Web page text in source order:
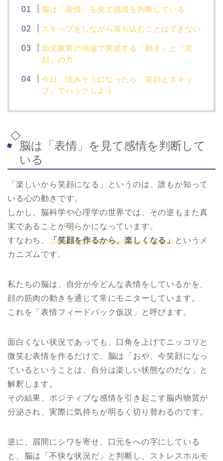
脳は「表情」を見て感情を判断している
スキップをしながら落ち込むことはできない
幼児教育の現場で実感する「動き」と「笑
顔」の力
今日、沈みそうになったら「笑顔とスキッ
プ」でハックしよう
脳は「表情」を見て感情を判断して
いる
「楽しいから笑顔になる」というのは、誰もが知って
いる心の動きです。
しかし、脳科学や心理学の世界では、その逆もまた真
実であることが明らかになっています。
すなわち、 「笑顔を作るから、楽しくなる」というメ
カニズムです。
私たちの脳は、自分が今どんな表情をしているかを、
顔の筋肉の動きを通じて常にモニターしています。
これを「表情フィードバック仮説」と呼びます。
面白くない状況であっても、口角を上げてニッコリと
微笑む表情を作るだけで、脳は「おや、今笑顔になっ
ているということは、自分は楽しい状態なのだな」と
解釈します。
その結果、ポジティブな感情を引き起こす脳内物質が
分泌され、実際に気持ちが明るく切り替わるのです。
逆に、眉間にシワを寄せ、口元をへの字にしている
と、脳は「不快な状況だ」と判断し、ストレスホルモ